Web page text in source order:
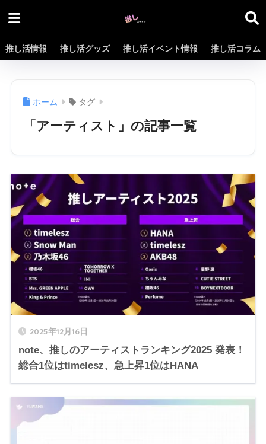
推し活情報 推し活グッズ 推し活イベント情報 推し活コラム
ホーム タグ
「アーティスト」の記事一覧
2025年12月16日
note、推しのアーティストランキング2025 発表！
総合1位はtimelesz、急上昇1位はHANA